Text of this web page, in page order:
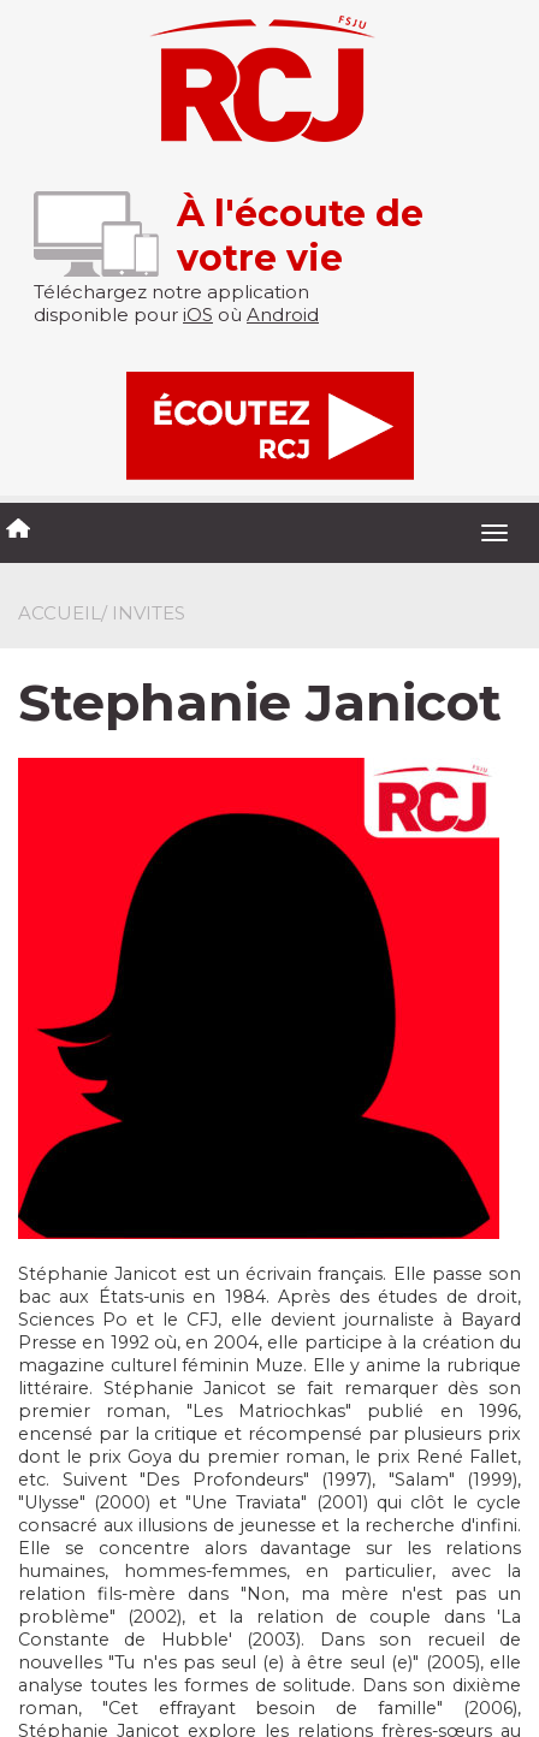
À l'écoute de
votre vie
Téléchargez notre application
disponible pour iOS où Android
ACCUEIL/ INVITES
Stephanie Janicot
Stéphanie Janicot est un écrivain français. Elle passe son
bac aux États-unis en 1984. Après des études de droit,
Sciences Po et le CFJ, elle devient journaliste à Bayard
Presse en 1992 où, en 2004, elle participe à la création du
magazine culturel féminin Muze. Elle y anime la rubrique
littéraire. Stéphanie Janicot se fait remarquer dès son
premier roman, "Les Matriochkas" publié en 1996,
encensé par la critique et récompensé par plusieurs prix
dont le prix Goya du premier roman, le prix René Fallet,
etc. Suivent "Des Profondeurs" (1997), "Salam" (1999),
"Ulysse" (2000) et "Une Traviata" (2001) qui clôt le cycle
consacré aux illusions de jeunesse et la recherche d'infini.
Elle se concentre alors davantage sur les relations
humaines, hommes-femmes, en particulier, avec la
relation fils-mère dans "Non, ma mère n'est pas un
problème" (2002), et la relation de couple dans 'La
Constante de Hubble' (2003). Dans son recueil de
nouvelles "Tu n'es pas seul (e) à être seul (e)" (2005), elle
analyse toutes les formes de solitude. Dans son dixième
roman, "Cet effrayant besoin de famille" (2006),
Stéphanie Janicot explore les relations frères-sœurs au